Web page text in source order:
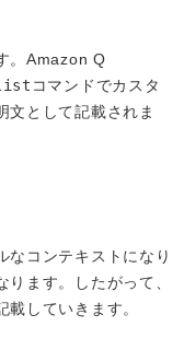
。Amazon Q
コマンドでカスタ
文として記載されま
なコンテキストになり
ます。したがって、
していきます。